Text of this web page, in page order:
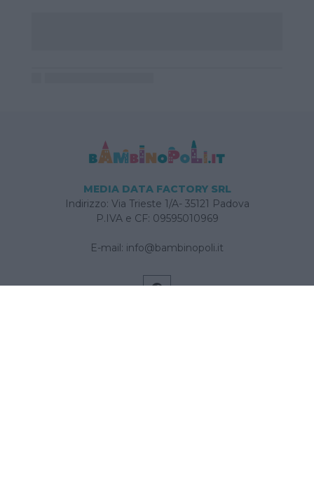
MEDIA DATA FACTORY SRL
Indirizzo: Via Trieste 1/A- 35121 Padova
P.IVA e CF: 09595010969
E-mail: info@bambinopoli.it